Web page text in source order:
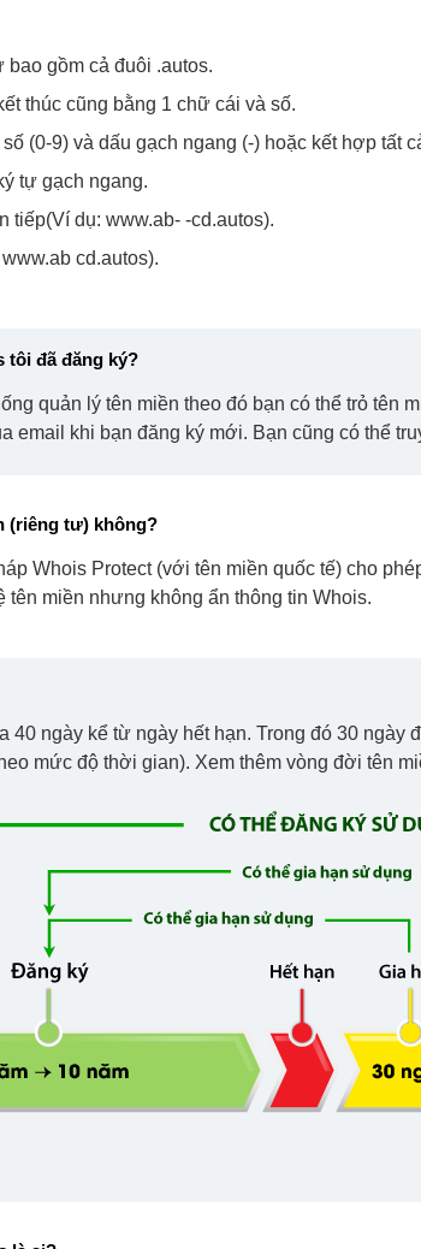
gồm cả đuôi .autos.
thúc cũng bằng 1 chữ cái và số.
(0-9) và dấu gạch ngang (-) hoặc kết hợp tất
tự gạch ngang.
dụ: www.ab- -cd.autos).
cd.autos).
tôi đã đăng ký?
quản lý tên miền theo đó bạn có thể trỏ
email khi bạn đăng ký mới. Bạn cũng có thể
(riêng tư) không?
Whois Protect (với tên miền quốc tế) cho
miền nhưng không ẩn thông tin Whois.
40 ngày kể từ ngày hết hạn. Trong đó 30
mức độ thời gian). Xem thêm vòng đời tên